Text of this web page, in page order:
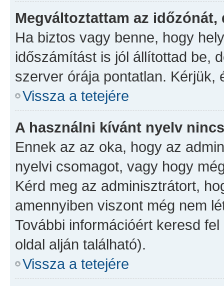
Megváltoztattam az
Ha biztos vagy benne, hogy
időszámítást is jól állítottad be,
szerver órája pontatlan.
Vissza a tetejére
A használni kívánt nyelv
Ennek az az oka, hogy az
nyelvi csomagot, vagy hogy
Kérd meg az adminisztrátort,
amennyiben viszont még nem
További információért keresd
oldal alján található).
Vissza a tetejére